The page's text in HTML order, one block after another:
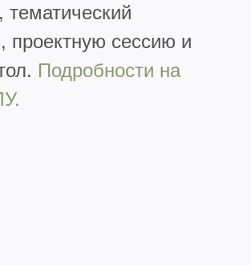
тематический
проектную сессию и
Подробности на